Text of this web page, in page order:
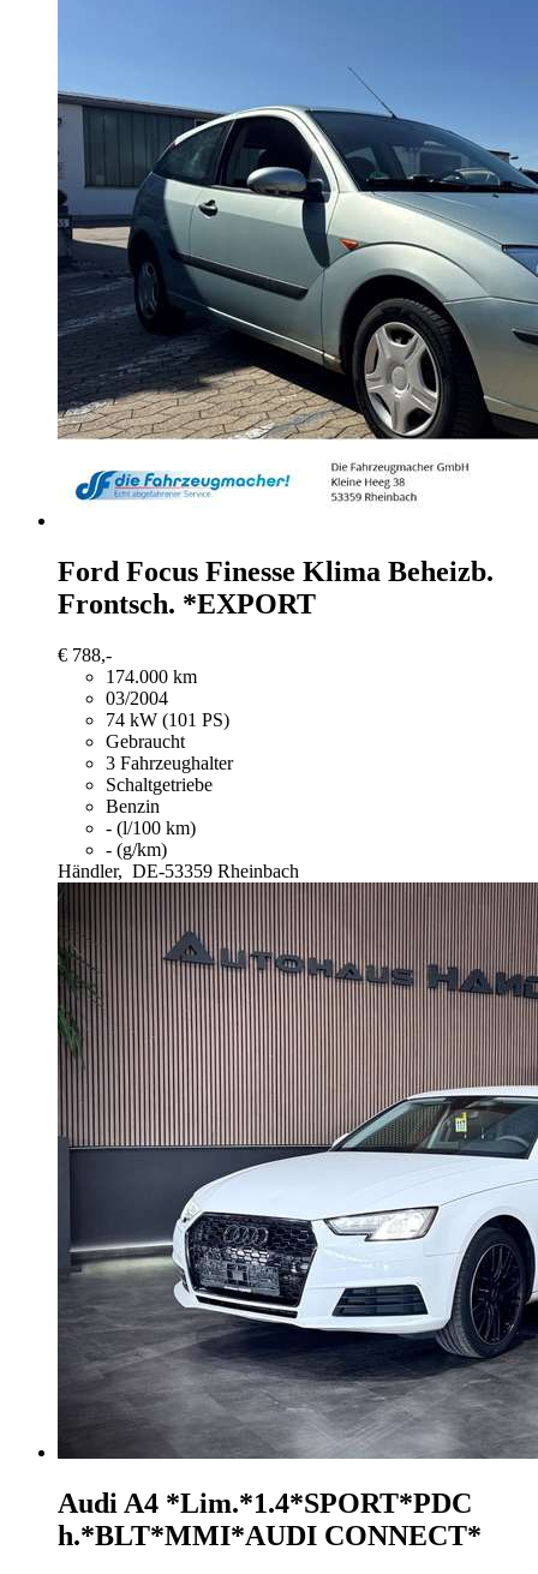
Ford Focus Finesse Klima Beheizb.
Frontsch. *EXPORT
€ 788,-
174.000 km
03/2004
74 kW (101 PS)
Gebraucht
3 Fahrzeughalter
Schaltgetriebe
Benzin
- (l/100 km)
- (g/km)
Händler, DE-53359 Rheinbach
Audi A4 *Lim.*1.4*SPORT*PDC
h.*BLT*MMI*AUDI CONNECT*